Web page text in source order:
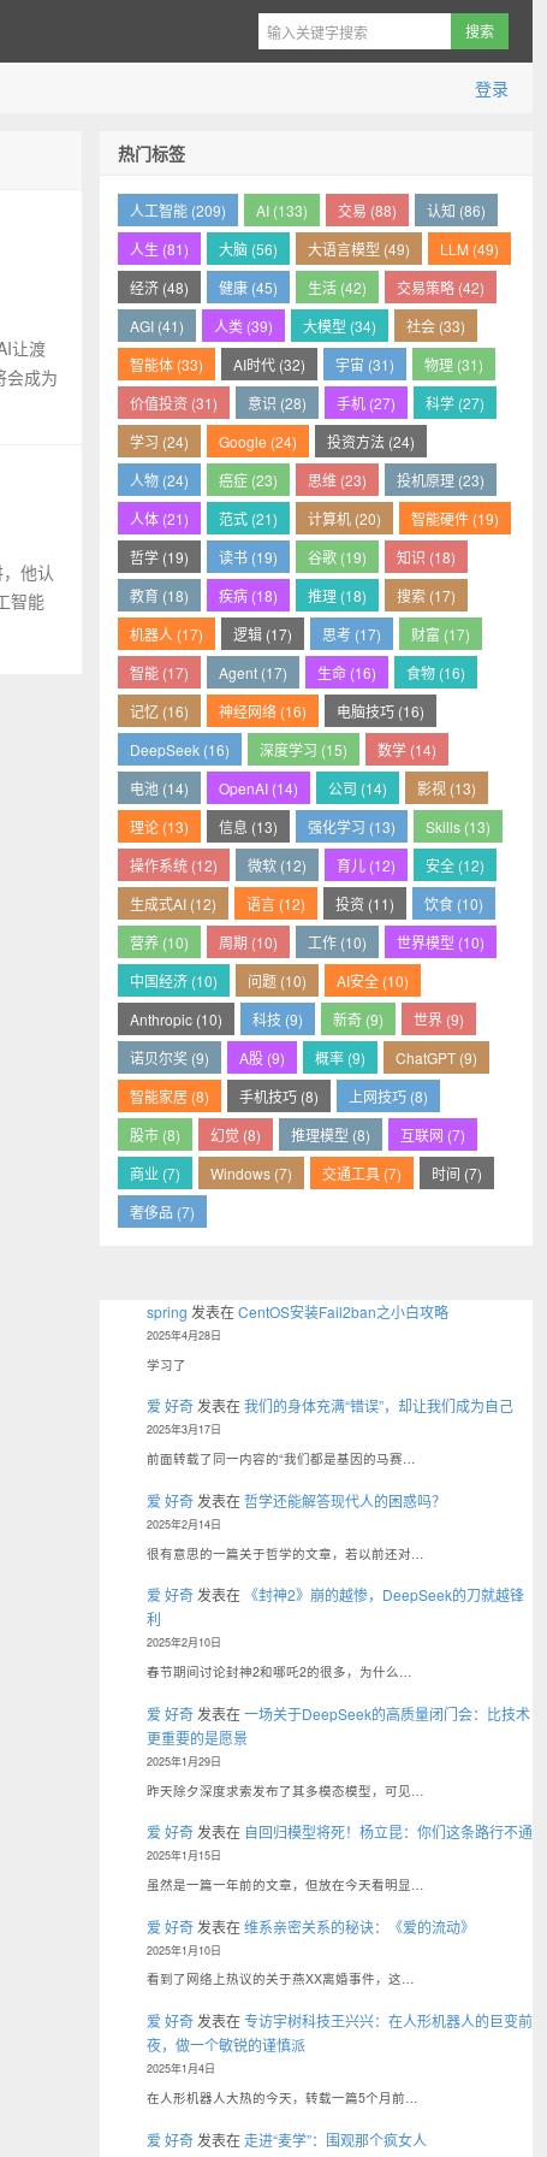
登录
让渡
会成为
他认
智能
热门标签
人工智能 (209) AI (133) 交易 (88)
认知 (86)
人生 (81)
大脑 (56) 大语言模型 (49)
LLM (49)
经济 (48)
健康 (45) 生活 (42)
交易策略 (42)
AGI (41)
人类 (39) 大模型 (34)
社会 (33)
智能体 (33)
AI时代 (32) 宇宙 (31)
物理 (31)
价值投资 (31)
意识 (28) 手机 (27)
科学 (27)
学习 (24)
Google (24)
投资方法 (24)
人物 (24)
癌症 (23) 思维 (23)
投机原理 (23)
人体 (21)
范式 (21) 计算机 (20)
智能硬件 (19)
哲学 (19)
读书 (19) 谷歌 (19)
知识 (18)
教育 (18)
疾病 (18) 推理 (18)
搜索 (17)
机器人 (17)
逻辑 (17) 思考 (17)
财富 (17)
智能 (17)
Agent (17) 生命 (16)
食物 (16)
记忆 (16)
神经网络 (16)
电脑技巧 (16)
DeepSeek (16)
深度学习 (15)
数学 (14)
电池 (14)
OpenAI (14) 公司 (14)
影视 (13)
理论 (13)
信息 (13) 强化学习 (13)
Skills (13)
操作系统 (12)
微软 (12) 育儿 (12)
安全 (12)
生成式AI (12)
语言 (12) 投资 (11)
饮食 (10)
营养 (10)
周期 (10) 工作 (10)
世界模型 (10)
中国经济 (10)
问题 (10)
AI安全 (10)
Anthropic (10)
科技 (9) 新奇 (9)
世界 (9)
诺贝尔奖 (9)
A股 (9) 概率 (9)
ChatGPT (9)
智能家居 (8)
手机技巧 (8)
上网技巧 (8)
股市 (8)
幻觉 (8) 推理模型 (8)
互联网 (7)
商业 (7)
Windows (7) 交通工具 (7)
时间 (7)
奢侈品 (7)
spring 发表在CentOS安装Fail2ban之小白攻略
2025年4月28日
学习了
爱 好奇发表在我们的身体充满“错误”，却让我们成为自己
2025年3月17日
前面转载了同一内容的“我们都是基因的马赛…
爱 好奇 发表在哲学还能解答现代人的困惑吗？
2025年2月14日
很有意思的一篇关于哲学的文章，若以前还对…
爱 好奇 发表在 《封神2》崩的越惨，DeepSeek的刀就越锋
利
2025年2月10日
春节期间讨论封神2和哪吒2的很多，为什么…
爱 好奇 发表在一场关于DeepSeek的高质量闭门会：比技术
更重要的是愿景
2025年1月29日
昨天除夕深度求索发布了其多模态模型，可见…
爱 好奇 发表在 自回归模型将死！杨立昆：你们这条路行不通
2025年1月15日
虽然是一篇一年前的文章，但放在今天看明显…
爱 好奇 发表在维系亲密关系的秘诀：《爱的流动》
2025年1月10日
看到了网络上热议的关于燕XX离婚事件，这…
爱 好奇 发表在专访宇树科技王兴兴：在人形机器人的巨变前
夜，做一个敏锐的谨慎派
2025年1月4日
在人形机器人大热的今天，转载一篇5个月前…
爱 好奇 发表在走进“麦学”：围观那个疯女人